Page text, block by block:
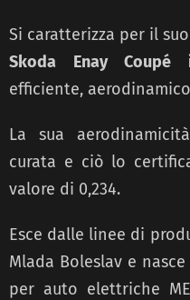
Si caratterizza per il
Skoda Enay Coupé
efficiente,
La sua
curata e ciò lo
valore di 0,234.
Esce dalle linee di
Mlada Boleslav e
per auto elettriche